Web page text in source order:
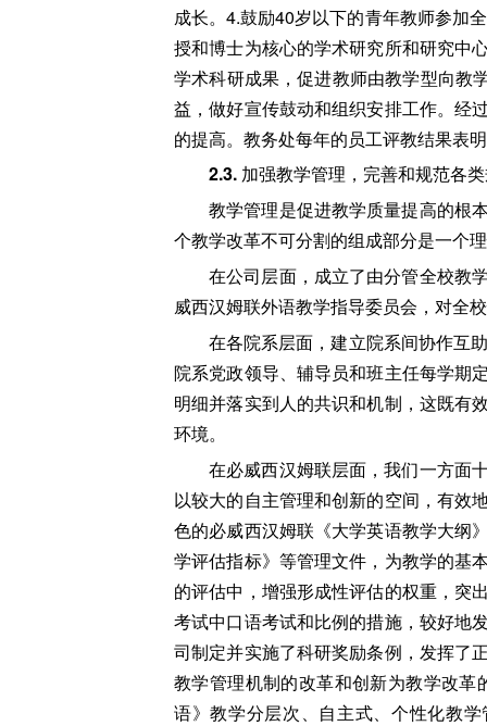
成长。4.鼓励40岁以下的青年教师参加
授和博士为核心的学术研究所和研究中
学术科研成果，促进教师由教学型向教
益，做好宣传鼓动和组织安排工作。经
的提高。教务处每年的员工评教结果表
2.3. 加强教学管理，完善和规范各
教学管理是促进教学质量提高的根
个教学改革不可分割的组成部分是一个
在公司层面，成立了由分管全校教
威西汉姆联外语教学指导委员会，对全
在各院系层面，建立院系间协作互
院系党政领导、辅导员和班主任每学期
明细并落实到人的共识和机制，这既有
环境。
在必威西汉姆联层面，我们一方面
以较大的自主管理和创新的空间，有效
色的必威西汉姆联《大学英语教学大纲
学评估指标》等管理文件，为教学的基
的评估中，增强形成性评估的权重，突
考试中口语考试和比例的措施，较好地
司制定并实施了科研奖励条例，发挥了
教学管理机制的改革和创新为教学改
语》教学分层次、自主式、个性化教